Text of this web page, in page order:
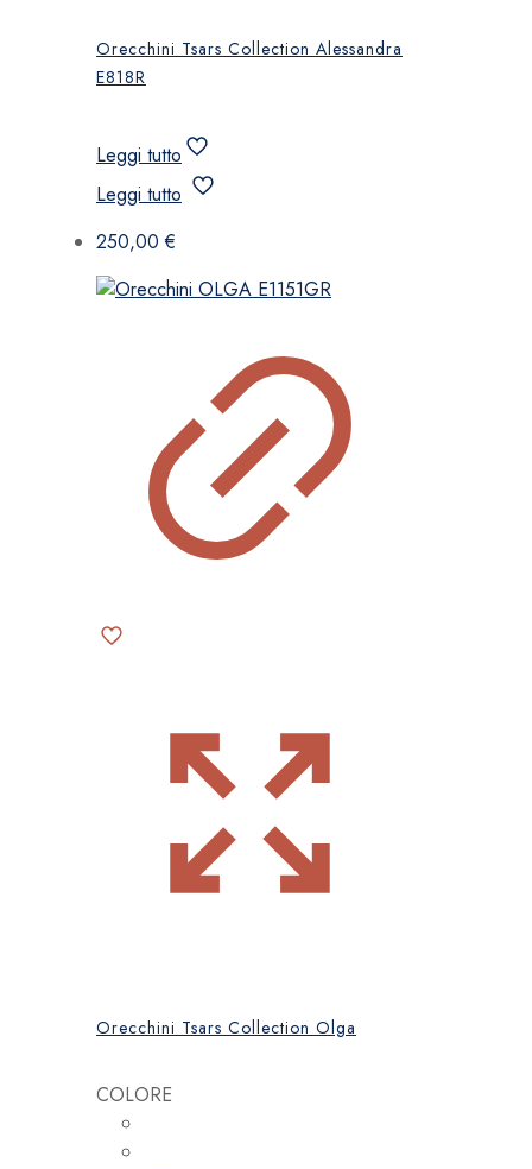
Orecchini Tsars Collection Alessandra
E818R
Leggi tutto
Leggi tutto
250,00€
Orecchini Tsars Collection Olga
COLORE